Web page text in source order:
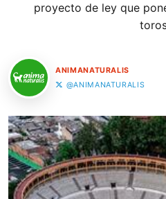
proyecto de ley que
ANIMANATURALIS
@ANIMANATURALIS